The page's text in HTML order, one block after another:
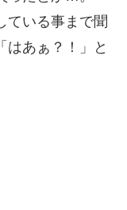
ている事まで聞
はあぁ？！」と